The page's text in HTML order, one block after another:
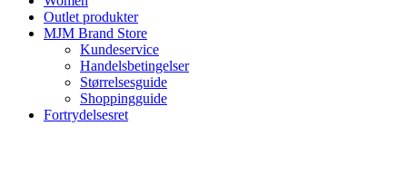
Outlet produkter
MJM Brand Store
Kundeservice
Handelsbetingelser
Størrelsesguide
Shoppingguide
Fortrydelsesret